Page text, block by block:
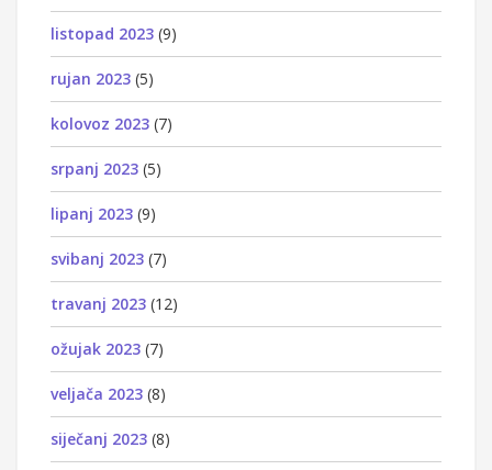
listopad 2023 (9)
rujan 2023 (5)
kolovoz 2023 (7)
srpanj 2023 (5)
lipanj 2023 (9)
svibanj 2023 (7)
travanj 2023 (12)
ožujak 2023 (7)
veljača 2023 (8)
siječanj 2023 (8)